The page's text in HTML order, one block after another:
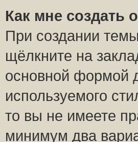
Как мне создать
При создании
щёлкните на
основной формой
используемого
то вы не имеете
минимум два